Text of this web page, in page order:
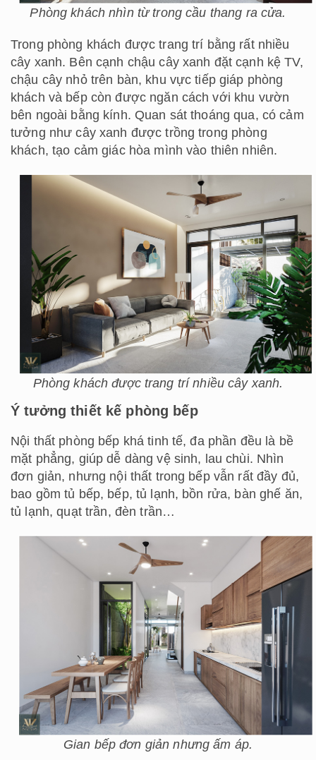
Phòng khách nhìn từ trong cầu thang ra cửa.
Trong phòng khách được trang trí bằng rất nhiều
cây xanh. Bên cạnh chậu cây xanh đặt cạnh kệ TV,
chậu cây nhỏ trên bàn, khu vực tiếp giáp phòng
khách và bếp còn được ngăn cách với khu vườn
bên ngoài bằng kính. Quan sát thoáng qua, có cảm
tưởng như cây xanh được trồng trong phòng
khách, tạo cảm giác hòa mình vào thiên nhiên.
Phòng khách được trang trí nhiều cây xanh.
Ý tưởng thiết kế phòng bếp
Nội thất phòng bếp khá tinh tế, đa phần đều là bề
mặt phẳng, giúp dễ dàng vệ sinh, lau chùi. Nhìn
đơn giản, nhưng nội thất trong bếp vẫn rất đầy đủ,
bao gồm tủ bếp, bếp, tủ lạnh, bồn rửa, bàn ghế ăn,
tủ lạnh, quạt trần, đèn trần…
Gian bếp đơn giản nhưng ấm áp.